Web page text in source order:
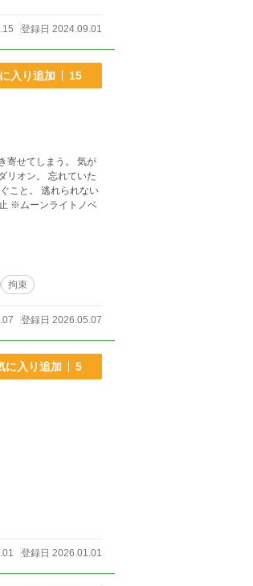
登録日 2024.09.01
入り追加 15
寄せてしまう。 気が
リオン。 忘れていた
こと。 逃れられない
※ムーンライトノベ
拘束
登録日 2026.05.07
に入り追加 5
登録日 2026.01.01